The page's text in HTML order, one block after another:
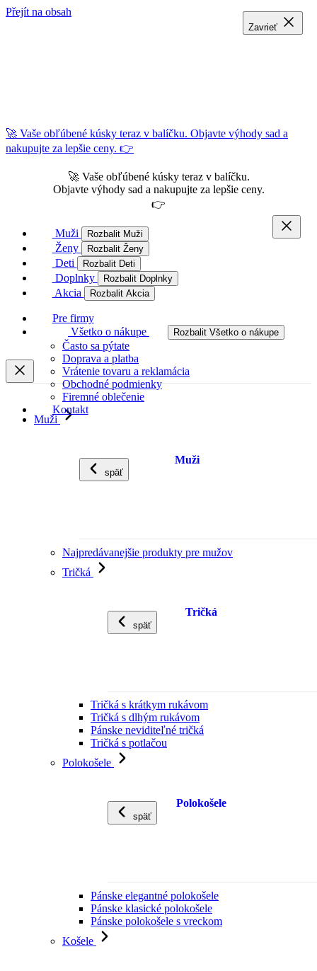
Přejít na obsah
🚀 Vaše obľúbené kúsky teraz v balíčku. Objavte výhody sad a
nakupujte za lepšie ceny. 👉
🚀 Vaše obľúbené kúsky teraz v balíčku.
Objavte výhody sad a nakupujte za lepšie ceny.
👉
Muži Rozbalit Muži
Ženy Rozbalit Ženy
Deti Rozbalit Deti
Doplnky Rozbalit Doplnky
Akcia Rozbalit Akcia
Pre firmy
Všetko o nákupe
Rozbalit Všetko o nákupe
Často sa pýtate
Doprava a platba
Vrátenie tovaru a reklamácia
Obchodné podmienky
Firemné oblečenie
Kontakt
Muži
späť
Muži
Najpredávanejšie produkty pre mužov
Tričká
späť
Tričká
Tričká s krátkym rukávom
Tričká s dlhým rukávom
Pánske neviditeľné tričká
Tričká s potlačou
Polokošele
späť
Polokošele
Pánske elegantné polokošele
Pánske klasické polokošele
Pánske polokošele s vreckom
Košele
Zavrieť
Zavrieť
Zavrieť